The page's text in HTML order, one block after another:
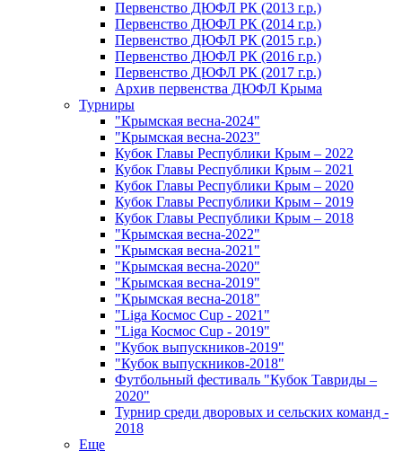
Первенство ДЮФЛ РК (2013 г.р.)
Первенство ДЮФЛ РК (2014 г.р.)
Первенство ДЮФЛ РК (2015 г.р.)
Первенство ДЮФЛ РК (2016 г.р.)
Первенство ДЮФЛ РК (2017 г.р.)
Архив первенства ДЮФЛ Крыма
Турниры
"Крымская весна-2024"
"Крымская весна-2023"
Кубок Главы Республики Крым – 2022
Кубок Главы Республики Крым – 2021
Кубок Главы Республики Крым – 2020
Кубок Главы Республики Крым – 2019
Кубок Главы Республики Крым – 2018
"Крымская весна-2022"
"Крымская весна-2021"
"Крымская весна-2020"
"Крымская весна-2019"
"Крымская весна-2018"
"Liga Космос Cup - 2021"
"Liga Космос Cup - 2019"
"Кубок выпускников-2019"
"Кубок выпускников-2018"
Футбольный фестиваль "Кубок Тавриды –
2020"
Турнир среди дворовых и сельских команд -
2018
Еще